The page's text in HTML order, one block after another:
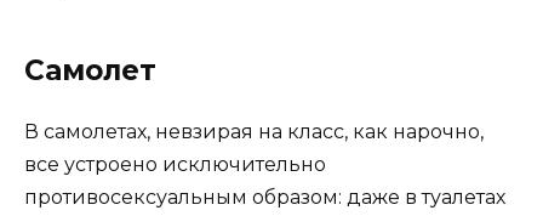
Самолет
В самолетах, невзирая на класс, как нарочно,
все устроено исключительно
противосексуальным образом: даже в туалетах